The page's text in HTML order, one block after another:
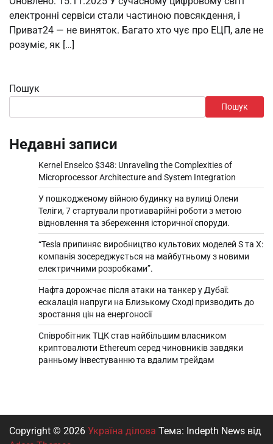
електронні сервіси стали частиною повсякдення, і
Приват24 — не виняток. Багато хто чує про ЕЦП, але не
розуміє, як […]
Пошук
Пошук
Недавні записи
Kernel Enselco $348: Unraveling the Complexities of
Microprocessor Architecture and System Integration
У пошкодженому війною будинку на вулиці Олени
Теліги, 7 стартували протиаварійні роботи з метою
відновлення та збереження історичної споруди.
“Tesla припиняє виробництво культових моделей S та X:
компанія зосереджується на майбутньому з новими
електричними розробками”.
Нафта дорожчає після атаки на танкер у Дубаї:
ескалація напруги на Близькому Сході призводить до
зростання цін на енергоносії
Співробітник ТЦК став найбільшим власником
криптовалюти Ethereum серед чиновників завдяки
ранньому інвестуванню та вдалим трейдам
Copyright © 2026 Україна ділова Тема: Indepth News від